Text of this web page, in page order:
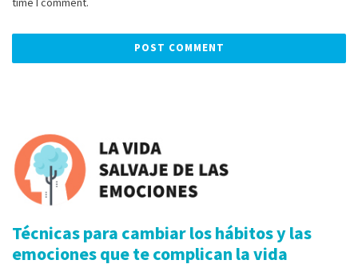
time I comment.
Técnicas para cambiar los hábitos y las
emociones que te complican la vida